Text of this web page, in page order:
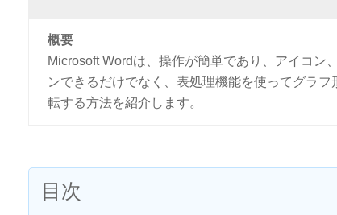
概要
Microsoft Wordは、操作が簡単であり、アイコン
ンできるだけでなく、表処理機能を使ってグラ
転する方法を紹介します。
目次